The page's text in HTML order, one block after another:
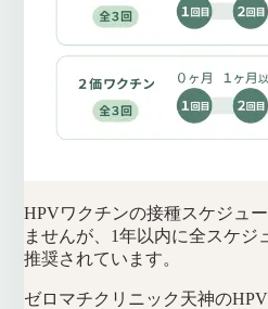
HPVワクチンの接種スケジュ
ませんが、1年以内に全スケ
推奨されています。
ゼロマチクリニック天神の